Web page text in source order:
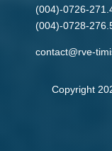
(004)-0726-
(004)-0728-
contact@rve-
Copyright